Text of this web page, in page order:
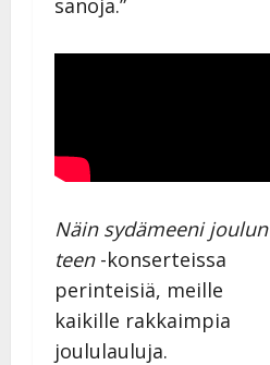
sanoja.”
Näin sydämeeni joulun
teen-konserteissa
perinteisiä, meille
kaikille rakkaimpia
joululauluja.